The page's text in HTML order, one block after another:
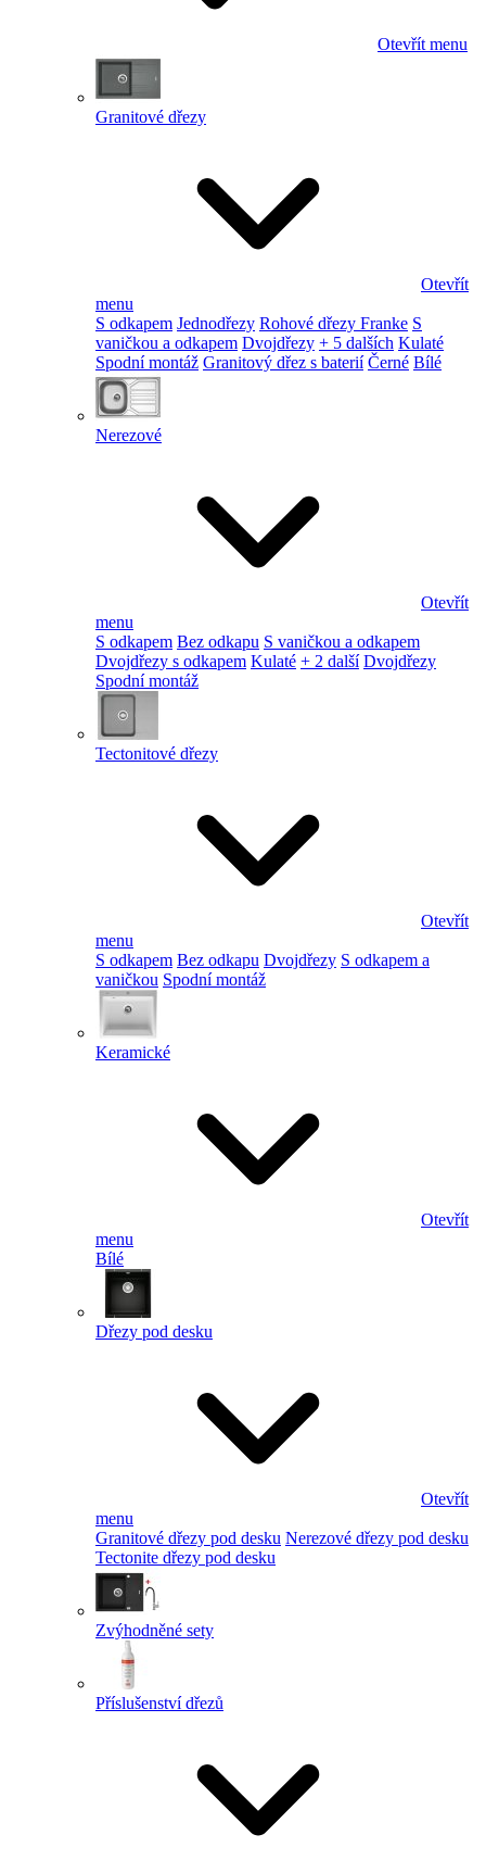
Otevřít menu
Granitové dřezy
Otevřít
menu
S odkapem Jednodřezy Rohové dřezy Franke S
vaničkou a odkapem Dvojdřezy + 5 dalších Kulaté
Spodní montáž Granitový dřez s baterií Černé Bílé
Nerezové
Otevřít
menu
S odkapem Bez odkapu S vaničkou a odkapem
Dvojdřezy s odkapem Kulaté + 2 další Dvojdřezy
Spodní montáž
Tectonitové dřezy
Otevřít
menu
S odkapem Bez odkapu Dvojdřezy S odkapem a
vaničkou Spodní montáž
Keramické
Otevřít
menu
Bílé
Dřezy pod desku
Otevřít
menu
Granitové dřezy pod desku Nerezové dřezy pod desku
Tectonite dřezy pod desku
Zvýhodněné sety
Příslušenství dřezů